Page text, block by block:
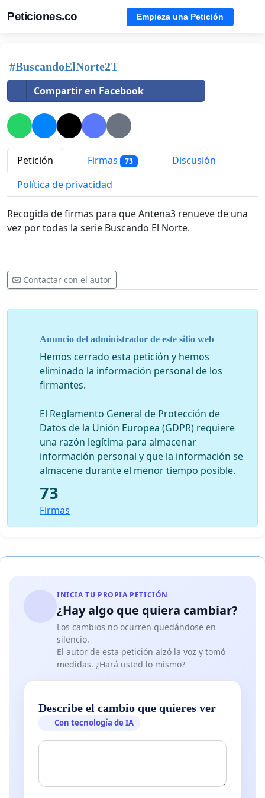
Peticiones.co Empieza una Petición
#BuscandoElNorte2T
Compartir en Facebook
Petición Firmas 73
Discusión
Política de privacidad
Recogida de firmas para que Antena3 renueve de una
vez por todas la serie Buscando El Norte.
Contactar con el autor
Anuncio del administrador de este sitio web
Hemos cerrado esta petición y hemos
eliminado la información personal de los
firmantes.
El Reglamento General de Protección de
Datos de la Unión Europea (GDPR) requiere
una razón legítima para almacenar
información personal y que la información se
almacene durante el menor tiempo posible.
73
Firmas
INICIA TU PROPIA PETICIÓN
¿Hay algo que quiera cambiar?
Los cambios no ocurren quedándose en
silencio.
El autor de esta petición alzó la voz y tomó
medidas. ¿Hará usted lo mismo?
Describe el cambio que quieres ver
Con tecnología de IA